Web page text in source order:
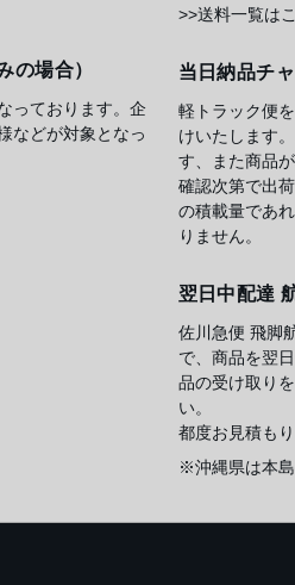
の場合）
っております。企
などが対象となっ
>>送料一覧は
当日納品チ
軽トラック便
けいたします
す、また商品
確認次第で出
の積載量であ
りません。
翌日中配達
佐川急便 飛脚
で、商品を翌
品の受け取り
い。
都度お見積もり
※沖縄県は本島